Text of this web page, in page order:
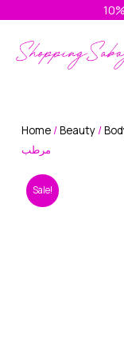
content
Home/Beauty/
مرطب
Sale!